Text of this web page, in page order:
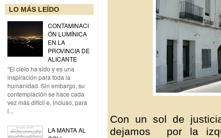
LO MÁS LEÍDO
CONTAMINACI
ÓN LUMÍNICA
EN LA
PROVINCIA DE
ALICANTE
“El cielo ha sido y es una
inspiración para toda la
humanidad. Sin embargo, su
contemplación se hace cada
vez más difícil e, incluso, para
l...
LA MANTA AL
Con un sol de
dejamos por la